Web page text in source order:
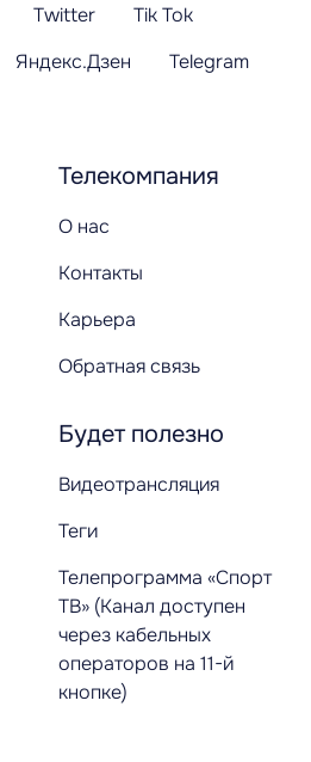
Телекомпания
О нас
Контакты
Карьера
Обратная связь
Будет полезно
Видеотрансляция
Теги
Телепрограмма «Спорт
ТВ» (Канал доступен
через кабельных
операторов на 11-й
кнопке)
Twitter
Tik Tok
Яндекс.Дзен
Telegram